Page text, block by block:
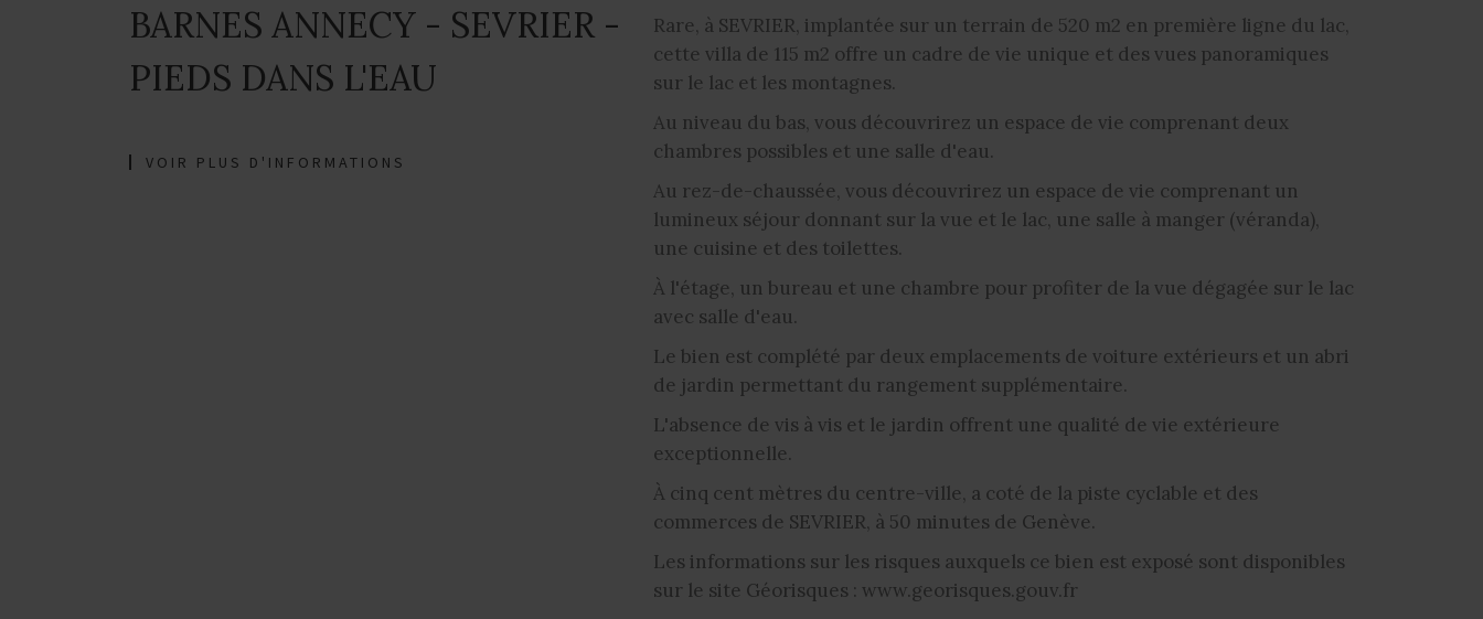
BARNES ANNECY - SEVRIER -
PIEDS DANS L'EAU
VOIR PLUS D'INFORMATIONS
Rare, à SEVRIER, implantée sur un terrain de 520 m2 en première ligne du lac,
cette villa de 115 m2 offre un cadre de vie unique et des vues panoramiques
sur le lac et les montagnes.
Au niveau du bas, vous découvrirez un espace de vie comprenant deux
chambres possibles et une salle d'eau.
Au rez-de-chaussée, vous découvrirez un espace de vie comprenant un
lumineux séjour donnant sur la vue et le lac, une salle à manger (véranda),
une cuisine et des toilettes.
À l'étage, un bureau et une chambre pour profiter de la vue dégagée sur le lac
avec salle d'eau.
Le bien est complété par deux emplacements de voiture extérieurs et un abri
de jardin permettant du rangement supplémentaire.
L'absence de vis à vis et le jardin offrent une qualité de vie extérieure
exceptionnelle.
À cinq cent mètres du centre-ville, a coté de la piste cyclable et des
commerces de SEVRIER, à 50 minutes de Genève.
Les informations sur les risques auxquels ce bien est exposé sont disponibles
sur le site Géorisques : www.georisques.gouv.fr